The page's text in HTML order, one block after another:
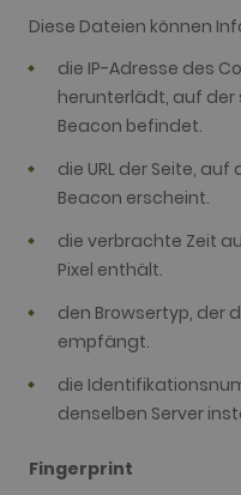
Diese Dateien können
die IP-Adresse des
herunterlädt, auf der
Beacon befindet.
die URL der Seite,
Beacon erscheint.
die verbrachte Zeit
Pixel enthält.
den Browsertyp, der
empfängt.
die
denselben Server
Fingerprint